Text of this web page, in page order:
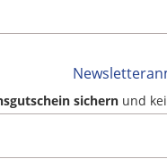
sichern und